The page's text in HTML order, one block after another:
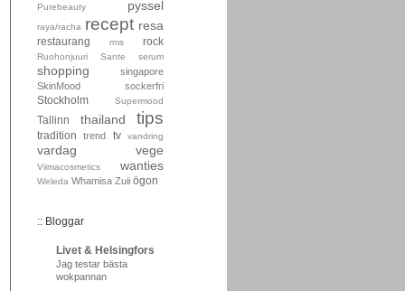
Purebeauty pyssel
raya/racha recept resa
restaurang rms rock
Ruohonjuuri Sante serum
shopping
singapore
SkinMood
sockerfri
Stockholm Supermood
Tallinn thailand tips
tradition trend tv vandring
vardag vege
Viimacosmetics wanties
Weleda Whamisa Zuii ögon
:: Bloggar
Livet & Helsingfors
Jag testar bästa
wokpannan